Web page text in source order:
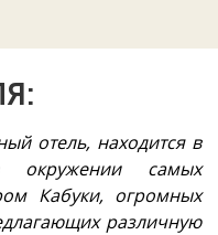
отель, находится в
самых
Кабуки, огромных
различную